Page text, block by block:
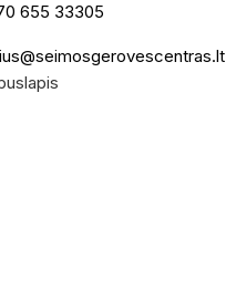
655 33305